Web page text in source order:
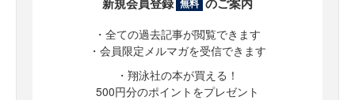
無料
・全ての過去記事が閲覧できます
・会員限定メルマガを受信できます
・翔泳社の本が買える！
500円分のポイントをプレゼント